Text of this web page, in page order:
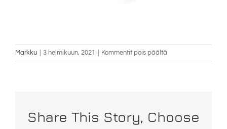
Markku 3 helmikuun, 2021 Kommentit pois päältä
JK
Share This Story, Choose